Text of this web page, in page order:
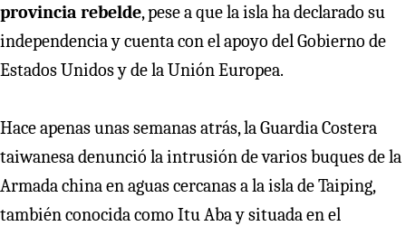
provincia rebelde, pese a que la isla ha declarado su
independencia y cuenta con el apoyo del Gobierno de
Estados Unidos y de la Unión Europea.
Hace apenas unas semanas atrás, la Guardia Costera
taiwanesa denunció la intrusión de varios buques de la
Armada china en aguas cercanas a la isla de Taiping,
también conocida como Itu Aba y situada en el